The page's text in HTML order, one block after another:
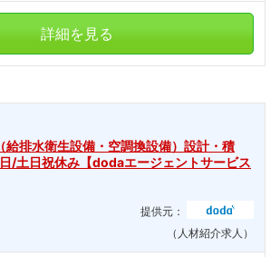
詳細を見る
給排水衛生設備・空調換設備）設計・積
/土日祝休み【dodaエージェントサービス
提供元：
（人材紹介求人）